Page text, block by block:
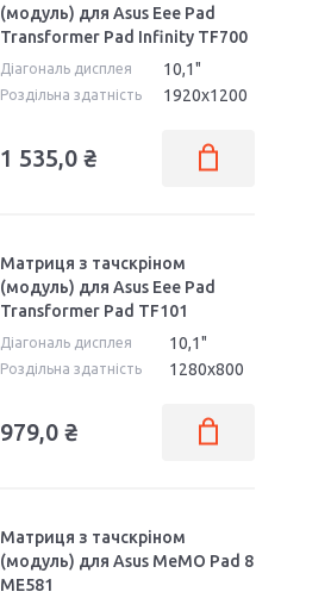
(модуль) для Asus Eee Pad
Transformer Pad Infinity TF700
Діагональ дисплея 10,1"
Роздільна здатність 1920x1200
1 535,0 ₴
Матриця з тачскріном
(модуль) для Asus Eee Pad
Transformer Pad TF101
Діагональ дисплея 10,1"
Роздільна здатність 1280x800
979,0 ₴
Матриця з тачскріном
(модуль) для Asus MeMO Pad 8
ME581